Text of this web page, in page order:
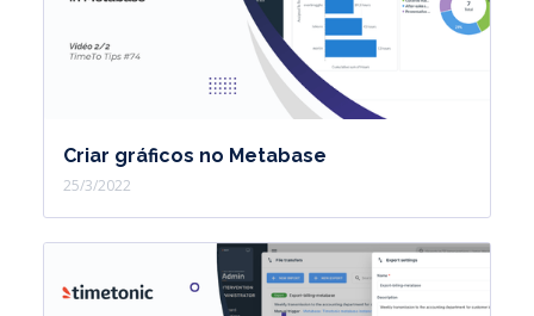
Criar gráficos no Metabase
25/3/2022